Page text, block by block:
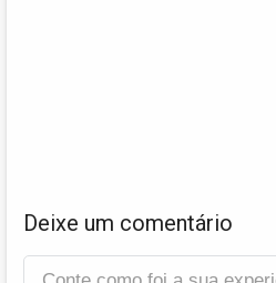
Deixe um comentário